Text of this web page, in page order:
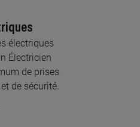
électriques
Électricien
de prises
de sécurité.